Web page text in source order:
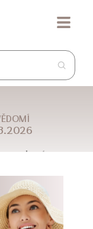
SEBEVĚDOMÍ